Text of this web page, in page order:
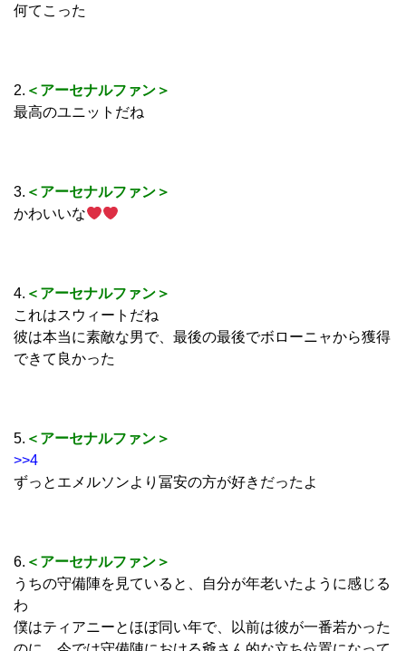
何てこった
2. ＜アーセナルファン＞
最高のユニットだね
3. ＜アーセナルファン＞
かわいいな
4. ＜アーセナルファン＞
これはスウィートだね
彼は本当に素敵な男で、最後の最後でボローニャから獲得
できて良かった
5. ＜アーセナルファン＞
>>4
ずっとエメルソンより冨安の方が好きだったよ
6. ＜アーセナルファン＞
うちの守備陣を見ていると、自分が年老いたように感じる
わ
僕はティアニーとほぼ同い年で、以前は彼が一番若かった